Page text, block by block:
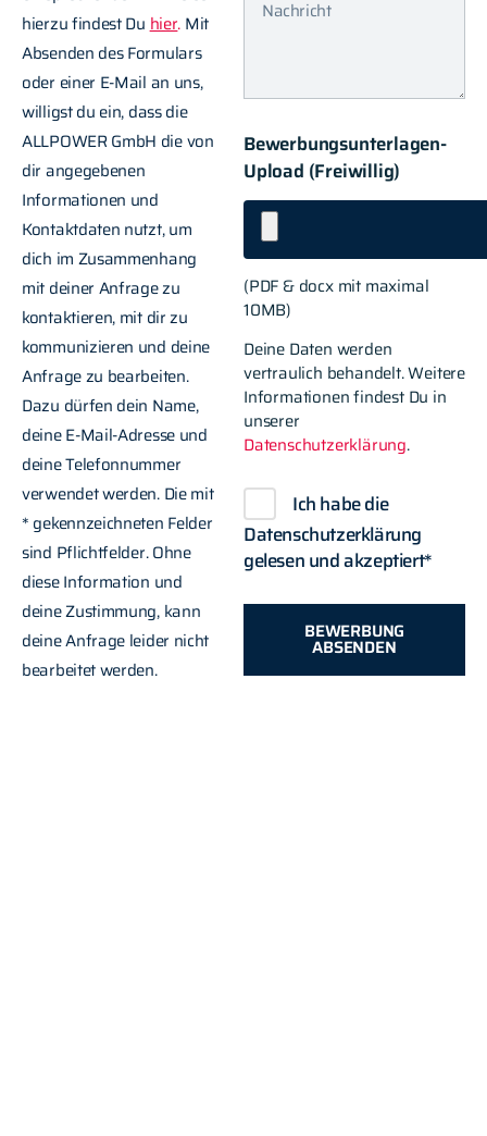
hierzu findest Duhier. Mit
Absenden des Formulars
oder einer E-Mail an uns,
willigst du ein, dass die
ALLPOWER GmbH die von
dir angegebenen
Informationen und
Kontaktdaten nutzt, um
dich im Zusammenhang
mit deiner Anfrage zu
kontaktieren, mit dir zu
kommunizieren und deine
Anfrage zu bearbeiten.
Dazu dürfen dein Name,
deine E-Mail-Adresse und
deine Telefonnummer
verwendet werden. Die mit
* gekennzeichneten Felder
sind Pflichtfelder. Ohne
diese Information und
deine Zustimmung, kann
deine Anfrage leider nicht
bearbeitet werden.
Bewerbungsunterlagen-
Upload (Freiwillig)
(PDF & docx mit maximal
10MB)
Deine Daten werden
vertraulich behandelt. Weitere
Informationen findest Du in
unserer
Datenschutzerklärung.
Ich habe die
Datenschutzerklärung
gelesen und akzeptiert*
BEWERBUNG
ABSENDEN